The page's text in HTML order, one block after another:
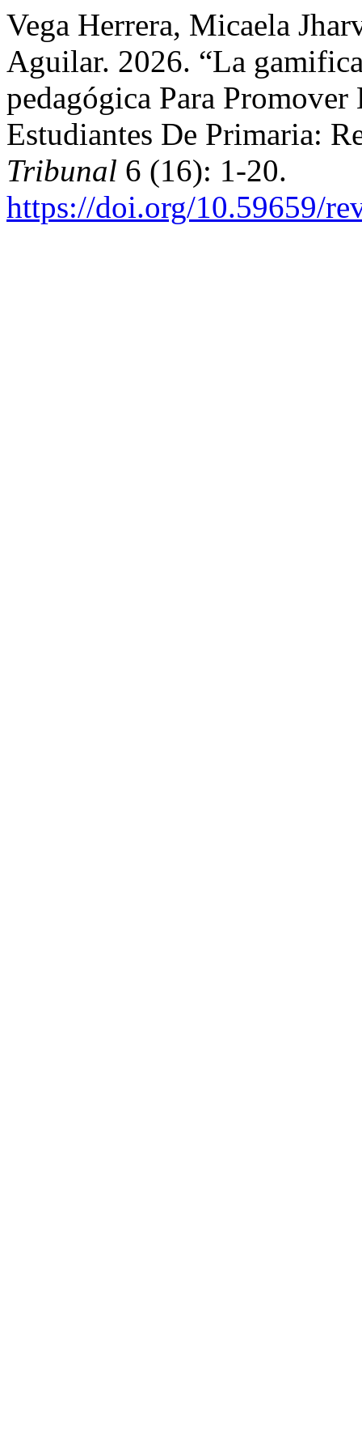
Vega Herrera, Micaela
Aguilar. 2026. “La
pedagógica Para
Estudiantes De Primaria:
Tribunal 6 (16): 1-20.
https://doi.org/10.59659/